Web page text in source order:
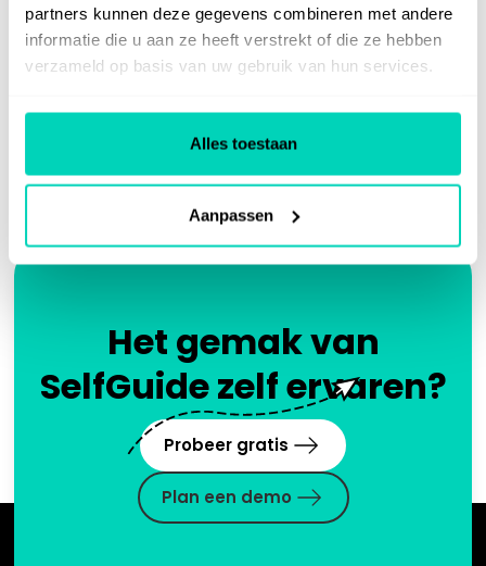
partners kunnen deze gegevens combineren met andere
informatie die u aan ze heeft verstrekt of die ze hebben
verzameld op basis van uw gebruik van hun services.
Alles toestaan
Aanpassen
Servicedesk Klantondersteuning
Het gemak van
SelfGuide zelf ervaren?
Probeer gratis
Plan een demo